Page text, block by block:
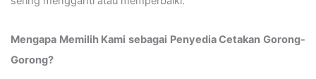
Mengapa Memilih Kami sebagai Penyedia Cetakan Gorong-
Gorong?